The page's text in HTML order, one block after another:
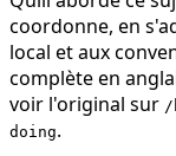
coordonne, en
local et aux
complète en
voir l'original sur /
doing.